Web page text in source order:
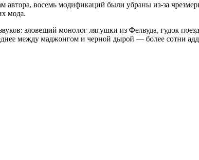
автора, восемь модификаций были убраны из-за
мода.
зловещий монолог лягушки из Фелвуда, гудок
между маджонгом и черной дырой — более сотни